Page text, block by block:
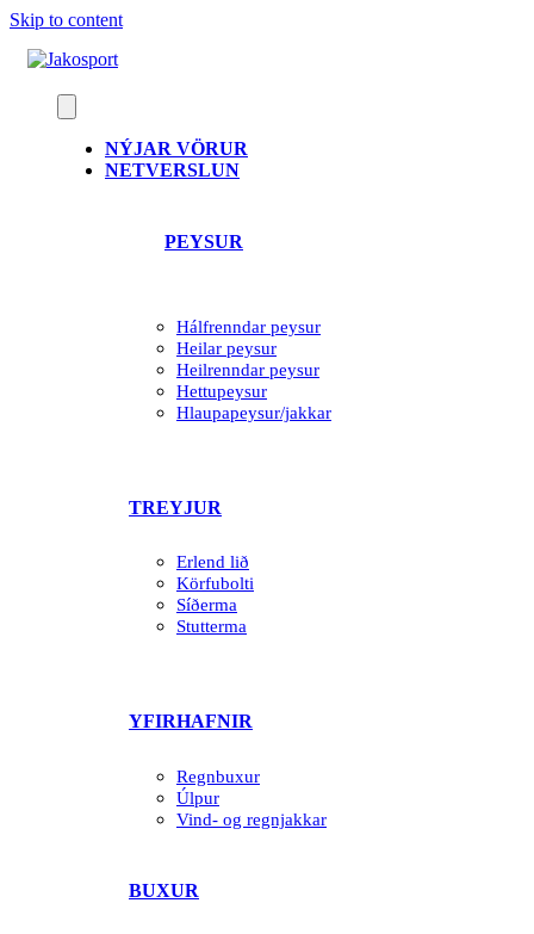
Skip to content
NÝJAR VÖRUR
NETVERSLUN
PEYSUR
Hálfrenndar peysur
Heilar peysur
Heilrenndar peysur
Hettupeysur
Hlaupapeysur/jakkar
TREYJUR
Erlend lið
Körfubolti
Síðerma
Stutterma
YFIRHAFNIR
Regnbuxur
Úlpur
Vind- og regnjakkar
BUXUR